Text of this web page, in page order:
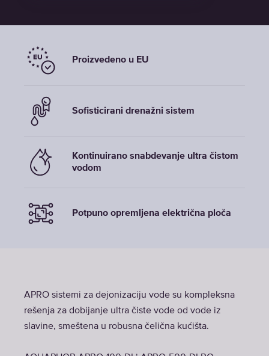
Proizvedeno u EU
Sofisticirani drenažni sistem
Kontinuirano snabdevanje ultra čistom
vodom
Potpuno opremljena električna ploča
APRO sistemi za dejonizaciju vode su kompleksna
rešenja za dobijanje ultra čiste vode od vode iz
slavine, smeštena u robusna čelična kućišta.